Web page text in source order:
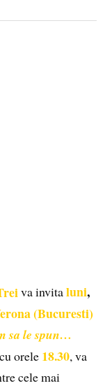
va invitaluni,
(Bucuresti)
sa le spun…
orele 18.30, va
cele mai